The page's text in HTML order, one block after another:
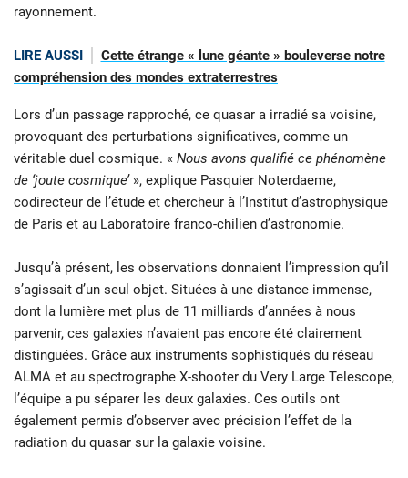
rayonnement.
LIRE AUSSI
Cette étrange « lune géante » bouleverse notre
compréhension des mondes extraterrestres
Lors d’un passage rapproché, ce quasar a irradié sa voisine,
provoquant des perturbations significatives, comme un
véritable duel cosmique. « Nous avons qualifié ce phénomène
de ‘joute cosmique’», explique Pasquier Noterdaeme,
codirecteur de l’étude et chercheur à l’Institut d’astrophysique
de Paris et au Laboratoire franco-chilien d’astronomie.
Jusqu’à présent, les observations donnaient l’impression qu’il
s’agissait d’un seul objet. Situées à une distance immense,
dont la lumière met plus de 11 milliards d’années à nous
parvenir, ces galaxies n’avaient pas encore été clairement
distinguées. Grâce aux instruments sophistiqués du réseau
ALMA et au spectrographe X-shooter du Very Large Telescope,
l’équipe a pu séparer les deux galaxies. Ces outils ont
également permis d’observer avec précision l’effet de la
radiation du quasar sur la galaxie voisine.